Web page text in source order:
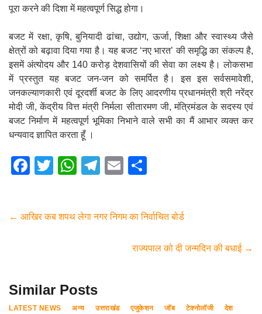
पूरा करने की दिशा में महत्वपूर्ण सिद्ध होगा।
बजट में रक्षा, कृषि, बुनियादी ढांचा, उद्योग, ऊर्जा, शिक्षा और स्वास्थ्य जैसे
क्षेत्रों को बढ़ावा दिया गया है। यह बजट ‘नए भारत’ की समृद्धि का संकल्प है,
इसमें अंत्योदय और 140 करोड़ देशवासियों की सेवा का लक्ष्य है। लोकसभा
में प्रस्तुत यह बजट जन-जन को समर्पित है। इस इस सर्वसमावेशी,
जनकल्याणकारी एवं दूरदर्शी बजट के लिए आदरणीय प्रधानमंत्री श्री नरेंद्र
मोदी जी, केंद्रीय वित्त मंत्री निर्मला सीतारमण जी, मंत्रिमंडल के सदस्य एवं
बजट निर्माण में महत्वपूर्ण भूमिका निभाने वाले सभी का मैं आभार व्यक्त कर
धन्यवाद ज्ञापित करता हूँ ।
F
e
k
T
er
W
s
T
gr
E
e
← आखिर कब शपथ लेगा नगर निगम का निर्वाचित बोर्ड
राज्यपाल को दी जन्मदिन की बधाई →
Similar Posts
LATEST NEWS अन्य उत्तराखंड एजुकेशन जॉब टेक्नोलॉजी
देश